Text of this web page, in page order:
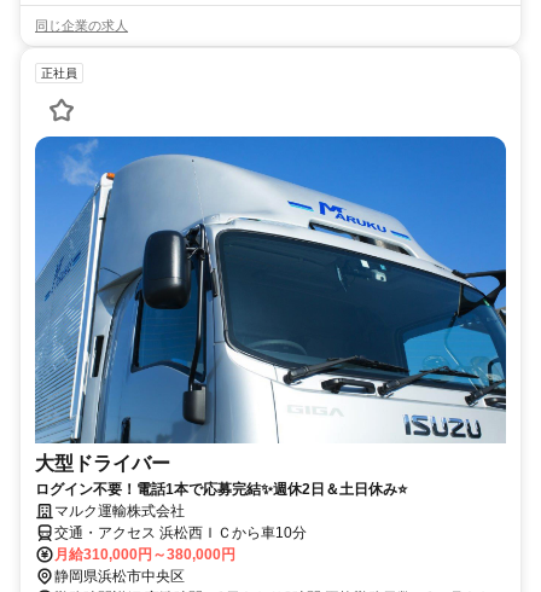
同じ企業の求人
正社員
大型ドライバー
ログイン不要！電話1本で応募完結✨週休2日＆土日休み⭐
マルク運輸株式会社
交通・アクセス 浜松西ＩＣから車10分
月給310,000円～380,000円
静岡県浜松市中央区